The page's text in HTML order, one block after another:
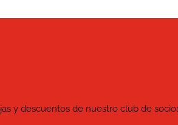
y descuentos de nuestro club de